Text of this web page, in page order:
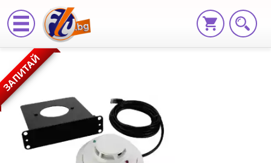
APC
NetBotz
Smoke
Sensor
-
ЗАПИТАЙ